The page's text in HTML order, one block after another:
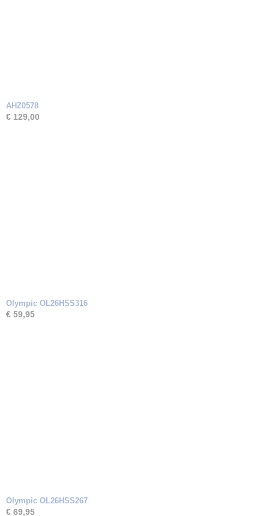
AHZ0578
€ 129,00
Olympic OL26HSS316
€ 59,95
Olympic OL26HSS267
€ 69,95